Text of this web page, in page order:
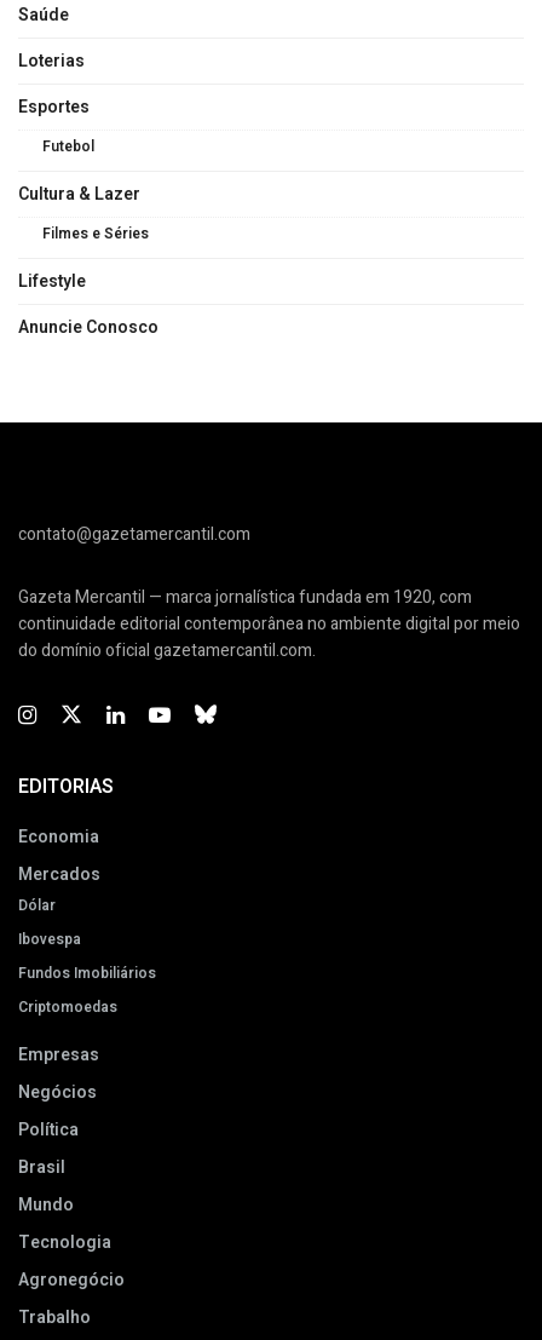
Saúde
Loterias
Esportes
Futebol
Cultura & Lazer
Filmes e Séries
Lifestyle
Anuncie Conosco
contato@gazetamercantil.com
Gazeta Mercantil — marca jornalística fundada em 1920, com
continuidade editorial contemporânea no ambiente digital por meio
do domínio oficial gazetamercantil.com.
EDITORIAS
Economia
Mercados
Dólar
Ibovespa
Fundos Imobiliários
Criptomoedas
Empresas
Negócios
Política
Brasil
Mundo
Tecnologia
Agronegócio
Trabalho